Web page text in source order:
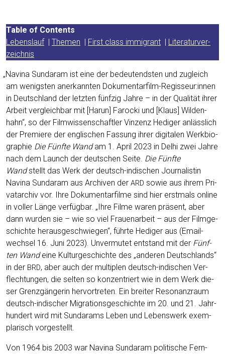
Table of Con­tents
Lebens­lauf| The­men | First class immi­grant | Lite­ra­tur­ver­
zeich­nis
„Navina Sun­daram ist eine der bedeu­tends­ten und zugleich
am wenigs­ten aner­kann­ten Dokumentarfilm-Regisseur:innen
in Deutsch­land der letz­ten fünf­zig Jah­re – in der Qua­li­tät ihrer
Arbeit ver­gleich­bar mit [Harun] Faro­cki und [Klaus] Wil­den­
hahn“, so der Filmwissen­schaftler Vin­zenz Hedi­ger anläss­lich
der Pre­mie­re der eng­li­schen Fas­sung ihrer digi­ta­len Werk­bio­
gra­phie Die Fünf­te Wandam 1. April 2023 in Delhi zwei Jah­re
nach dem Launch der deut­schen Sei­te. Die Fünf­te
Wandstellt das Werk der deutsch-indi­schen Jour­na­lis­tin
Navina Sun­daram aus Archi­ven der ARD sowie aus ihrem Pri­
vat­ar­chiv vor. Ihre Doku­men­tar­fil­me sind hier erst­mals online
in vol­ler Län­ge ver­füg­bar. „Ihre Fil­me waren prä­sent, aber
dann wur­den sie – wie so viel Frau­en­ar­beit – aus der Film­ge­
schich­te her­aus­ge­schwie­gen“, führ­te Hedi­ger aus (Email­
wech­sel 16. Juni 2023). Unver­mu­tet ent­stand mit der Fünf­
ten Wandeine Kul­tur­ge­schich­te des „ande­ren Deutsch­lands“
in der BRD, aber auch der mul­ti­plen deutsch-indi­schen Ver­
flech­tun­gen, die sel­ten so kon­zen­triert wie in dem Werk die­
ser Grenz­gän­ge­rin her­vor­tre­ten. Ein brei­ter Reso­nanz­raum
deutsch-indi­scher Migra­ti­ons­ge­schich­te im 20. und 21. Jahr­
hun­dert wird mit Sun­darams Leben und Lebens­werk exem­
pla­risch vorgestellt.
Von 1964 bis 2003 war Navina Sun­daram poli­ti­sche Fern­